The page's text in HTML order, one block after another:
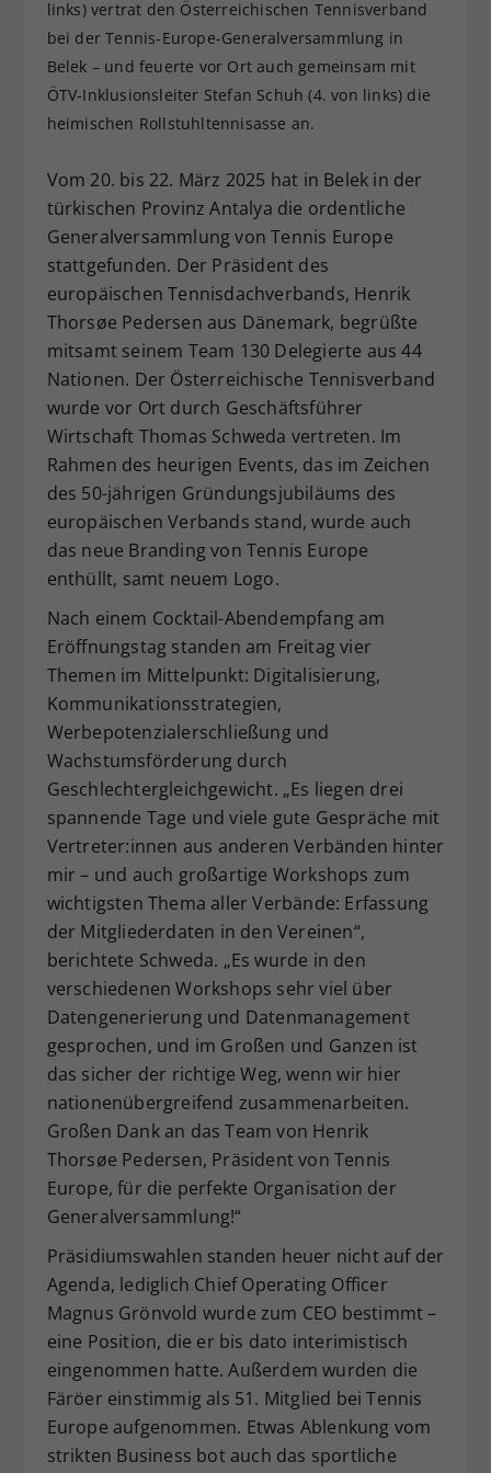
links) vertrat den Österreichischen Tennisverband
bei der Tennis-Europe-Generalversammlung in
Belek – und feuerte vor Ort auch gemeinsam mit
ÖTV-Inklusionsleiter Stefan Schuh (4. von links) die
heimischen Rollstuhltennisasse an.
Vom 20. bis 22. März 2025 hat in Belek in der
türkischen Provinz Antalya die ordentliche
Generalversammlung von Tennis Europe
stattgefunden. Der Präsident des
europäischen Tennisdachverbands, Henrik
Thorsøe Pedersen aus Dänemark, begrüßte
mitsamt seinem Team 130 Delegierte aus 44
Nationen. Der Österreichische Tennisverband
wurde vor Ort durch Geschäftsführer
Wirtschaft Thomas Schweda vertreten. Im
Rahmen des heurigen Events, das im Zeichen
des 50-jährigen Gründungsjubiläums des
europäischen Verbands stand, wurde auch
das neue Branding von Tennis Europe
enthüllt, samt neuem Logo.
Nach einem Cocktail-Abendempfang am
Eröffnungstag standen am Freitag vier
Themen im Mittelpunkt: Digitalisierung,
Kommunikationsstrategien,
Werbepotenzialerschließung und
Wachstumsförderung durch
Geschlechtergleichgewicht. „Es liegen drei
spannende Tage und viele gute Gespräche mit
Vertreter:innen aus anderen Verbänden hinter
mir – und auch großartige Workshops zum
wichtigsten Thema aller Verbände: Erfassung
der Mitgliederdaten in den Vereinen“,
berichtete Schweda. „Es wurde in den
verschiedenen Workshops sehr viel über
Datengenerierung und Datenmanagement
gesprochen, und im Großen und Ganzen ist
das sicher der richtige Weg, wenn wir hier
nationenübergreifend zusammenarbeiten.
Großen Dank an das Team von Henrik
Thorsøe Pedersen, Präsident von Tennis
Europe, für die perfekte Organisation der
Generalversammlung!“
Präsidiumswahlen standen heuer nicht auf der
Agenda, lediglich Chief Operating Officer
Magnus Grönvold wurde zum CEO bestimmt –
eine Position, die er bis dato interimistisch
eingenommen hatte. Außerdem wurden die
Färöer einstimmig als 51. Mitglied bei Tennis
Europe aufgenommen. Etwas Ablenkung vom
strikten Business bot auch das sportliche
Zweck
Einstellungen. Unter anderem eine
zufällig generierte ID, für die
historische Speicherung Ihrer
vorgenommen Einstellungen, falls der
hat.